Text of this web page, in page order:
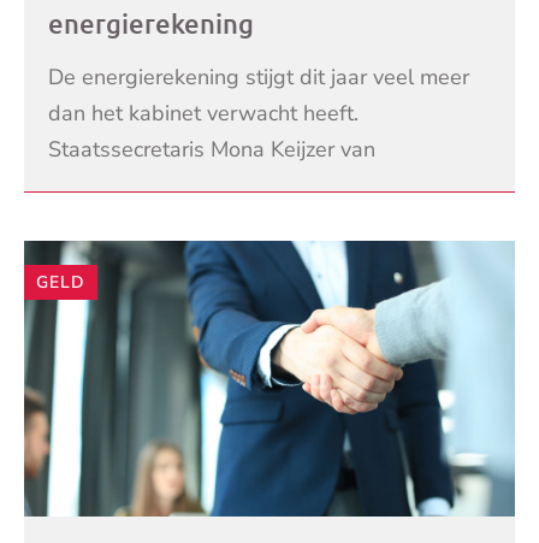
energierekening
De energierekening stijgt dit jaar veel meer
dan het kabinet verwacht heeft.
Staatssecretaris Mona Keijzer van
Economische Zaken en Klimaat heeft de
LEES VERDER
GELD